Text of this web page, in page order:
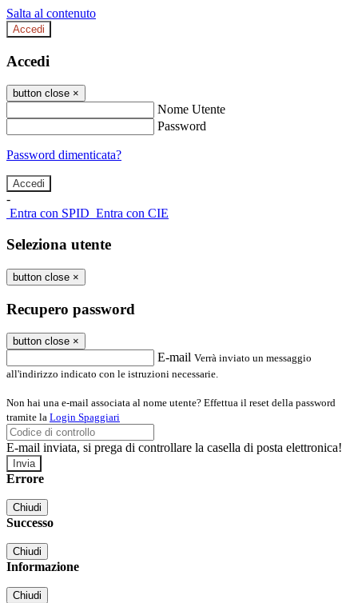
Salta al contenuto
Accedi
Accedi
button close ×
Nome Utente
Password
Password dimenticata?
-
Entra con SPID Entra con CIE
Seleziona utente
button close ×
Recupero password
button close ×
E-mail Verrà inviato un messaggio
all'indirizzo indicato con le istruzioni necessarie.
Non hai una e-mail associata al nome utente? Effettua il reset della password
tramite la Login Spaggiari
E-mail inviata, si prega di controllare la casella di posta elettronica!
Errore
Chiudi
Successo
Chiudi
Informazione
Chiudi